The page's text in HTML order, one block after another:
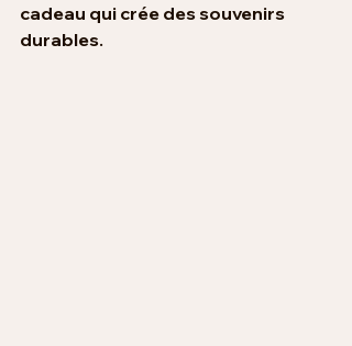
cadeau qui crée des souvenirs
durables.